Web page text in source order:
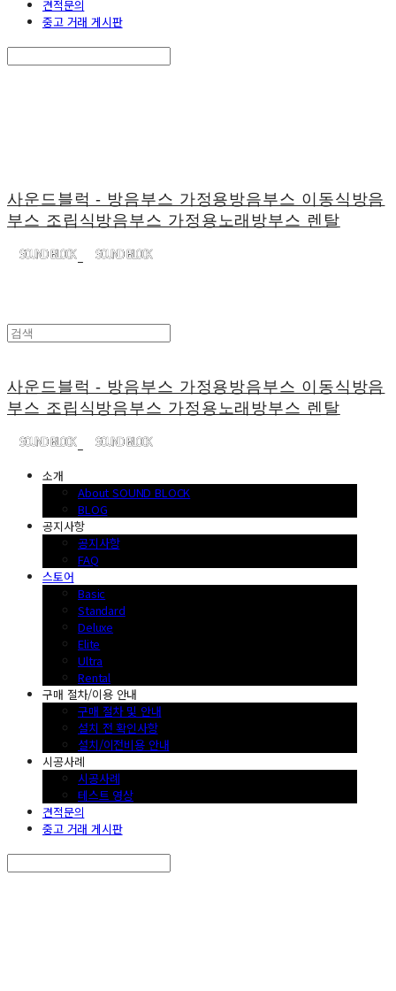
견적문의
중고 거래 게시판
사운드블럭 - 방음부스 가정용방음부스 이동식방음
부스 조립식방음부스 가정용노래방부스 렌탈
사운드블럭 - 방음부스 가정용방음부스 이동식방음
부스 조립식방음부스 가정용노래방부스 렌탈
소개
About SOUND BLOCK
BLOG
공지사항
공지사항
FAQ
스토어
Basic
Standard
Deluxe
Elite
Ultra
Rental
구매 절차/이용 안내
구매 절차 및 안내
설치 전 확인사항
설치/이전비용 안내
시공사례
시공사례
테스트 영상
견적문의
중고 거래 게시판